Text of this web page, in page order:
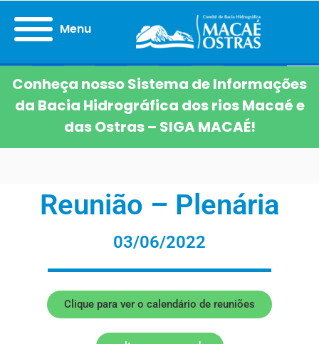
Menu
Conheça nosso Sistema de Informações
da Bacia Hidrográfica dos rios Macaé e
das Ostras – SIGA MACAÉ!
Reunião – Plenária
03/06/2022
Clique para ver o calendário de reuniões